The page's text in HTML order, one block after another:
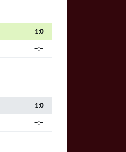
1:0
–:–
1:0
–:–